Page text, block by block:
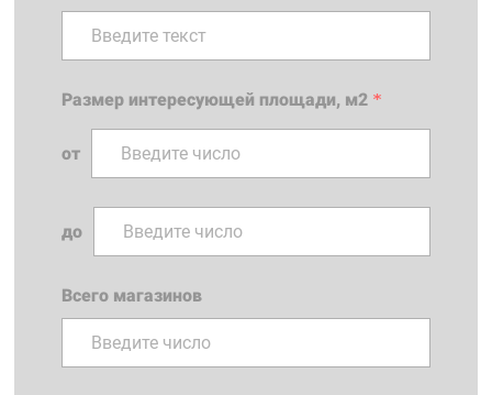
Размер интересующей площади, м2 *
от
до
Всего магазинов